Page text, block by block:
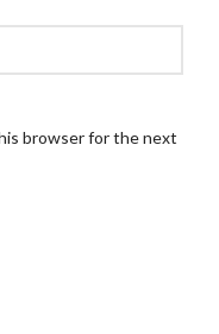
browser for the next